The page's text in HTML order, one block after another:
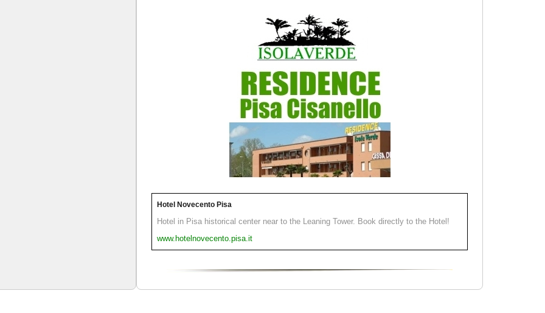
Hotel Novecento Pisa
Hotel in Pisa historical center near to the Leaning Tower. Book directly to the Hotel!
www.hotelnovecento.pisa.it